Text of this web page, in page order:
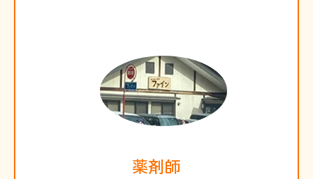
薬剤師